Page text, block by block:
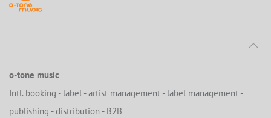
o-tone music
Intl. booking - label - artist management - label management -
publishing - distribution - B2B